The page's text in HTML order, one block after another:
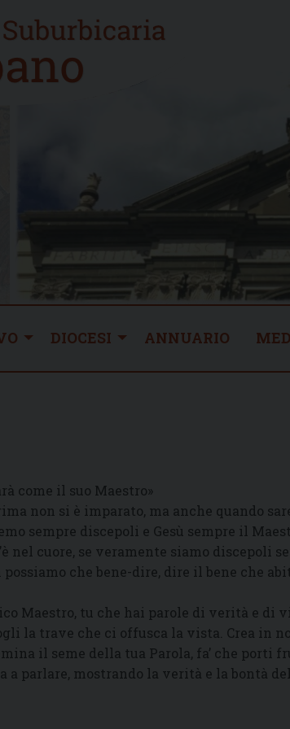
DIOCESI ANNUARIO
come il suo Maestro»
non si è imparato, ma anche quando
sempre discepoli e Gesù sempre il
nel cuore, se veramente siamo discepoli
possiamo che bene-dire, dire il bene che
Maestro, tu che hai parole di verità e di
la trave che ci offusca la vista. Crea in
il seme della tua Parola, fa’ che porti
a parlare, mostrando la verità e la bontà